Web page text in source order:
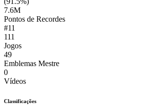
7.6M
Pontos de Recordes
#11
111
Jogos
49
Emblemas Mestre
0
Vídeos
Classificações